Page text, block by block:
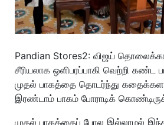
Pandian Stores2: விஜய்
சீரியலாக ஒளிபரப்பாகி வெற்றி
முதல் பாகத்தை தொடர்ந்து
இரண்டாம் பாகம் போராடிக்
முதல் பாகத்தைப் போல இல்லாமல்